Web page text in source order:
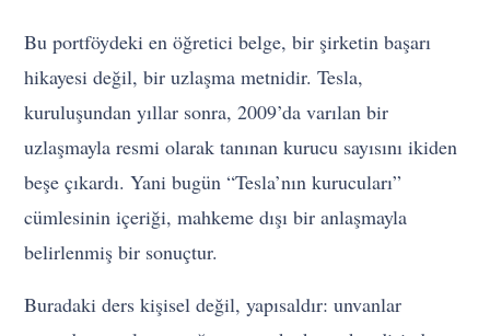
Bu portföydeki en öğretici belge, bir şirketin başarı
hikayesi değil, bir uzlaşma metnidir. Tesla,
kuruluşundan yıllar sonra, 2009’da varılan bir
uzlaşmayla resmi olarak tanınan kurucu sayısını ikiden
beşe çıkardı. Yani bugün “Tesla’nın kurucuları”
cümlesinin içeriği, mahkeme dışı bir anlaşmayla
belirlenmiş bir sonuçtur.
Buradaki ders kişisel değil, yapısaldır: unvanlar